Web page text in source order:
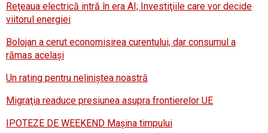
Reţeaua electrică intră în era AI; Investiţiile care vor decide
viitorul energiei
Bolojan a cerut economisirea curentului, dar consumul a
rămas acelaşi
Un rating pentru neliniştea noastră
Migraţia readuce presiunea asupra frontierelor UE
IPOTEZE DE WEEKEND Maşina timpului